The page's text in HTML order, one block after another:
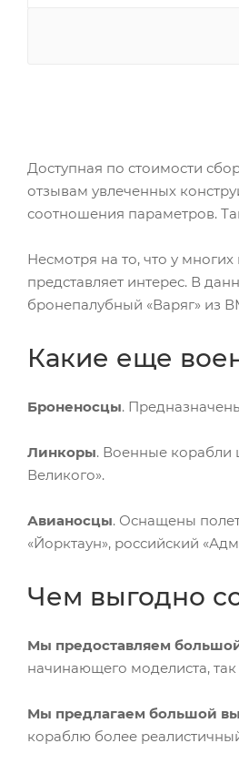
Доступная по стоимости
отзывам увлеченных
соотношения параметров.
Несмотря на то, что у
представляет интерес. В
бронепалубный «Варяг» из
Какие еще
Броненосцы.
Линкоры. Военные корабли
Великого».
Авианосцы. Оснащены
«Йорктаун», российский
Чем выгодно
Мы предоставляем
начинающего моделиста,
Мы предлагаем большой
кораблю более